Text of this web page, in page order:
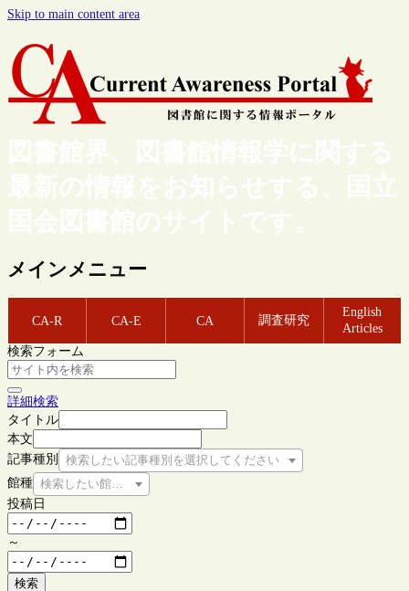
Skip to main content area
図書館界、図書館情報学に関する
最新の情報をお知らせする、国立
国会図書館のサイトです。
メインメニュー
CA-R CA-E CA 調査研究
English
Articles
検索フォーム
詳細検索
タイトル
本文
記事種別
検索したい記事種別を選択してください
館種 検索したい館種を選択してください
投稿日
～
検索